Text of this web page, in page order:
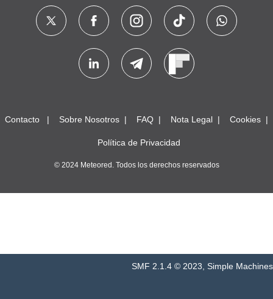
Contacto Sobre Nosotros FAQ Nota Legal Cookies
Política de Privacidad
© 2024 Meteored. Todos los derechos reservados
SMF 2.1.4 © 2023 Simple Machines